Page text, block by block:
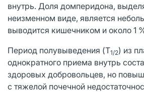
внутрь. Доля домперидона,
неизменном виде, является
выводится кишечником и около 1
Период полувыведения (T1/2) из
однократного приема внутрь
здоровых добровольцев, но
с тяжелой почечной